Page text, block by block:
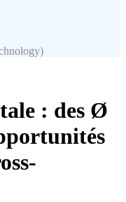
: des Ø